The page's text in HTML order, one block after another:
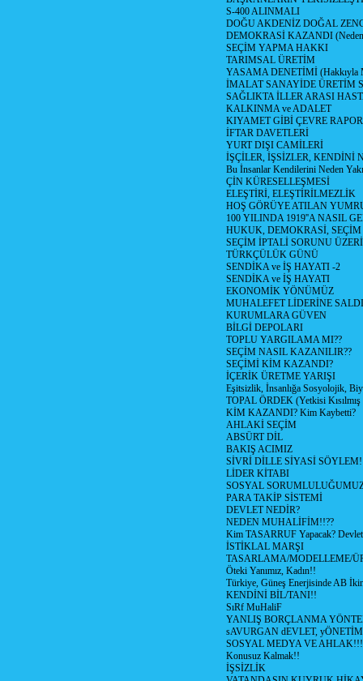
S-400 ALINMALI
DOĞU AKDENİZ DOĞAL
DEMOKRASİ KAZANDI (Neden
SEÇİM YAPMA HAKKI
TARIMSAL ÜRETİM
YASAMA DENETİMİ (Hakkıyla
İMALAT SANAYİDE ÜRETİM
SAĞLIKTA İLLER ARASI
KALKINMA ve ADALET
KIYAMET GİBİ ÇEVRE
İFTAR DAVETLERİ
YURT DIŞI CAMİLERİ
İŞÇİLER, İŞSİZLER, KENDİNİ
Bu İnsanlar Kendilerini Neden
ÇİN KÜRESELLEŞMESİ
ELEŞTİRİ, ELEŞTİRİLMEZLİK
HOŞ GÖRÜYE ATILAN
100 YILINDA 1919''A NASIL
HUKUK, DEMOKRASİ, SEÇİM
SEÇİM İPTALİ SORUNU
TÜRKÇÜLÜK GÜNÜ
SENDİKA ve İŞ HAYATI -2
SENDİKA ve İŞ HAYATI
EKONOMİK YÖNÜMÜZ
MUHALEFET LİDERİNE
KURUMLARA GÜVEN
BİLGİ DEPOLARI
TOPLU YARGILAMA MI??
SEÇİM NASIL KAZANILIR??
SEÇİMİ KİM KAZANDI?
İÇERİK ÜRETME YARIŞI
Eşitsizlik, İnsanlığa Sosyolojik,
TOPAL ÖRDEK (Yetkisi
KİM KAZANDI? Kim Kaybetti?
AHLAKİ SEÇİM
ABSÜRT DİL
BAKIŞ ACIMIZ
SİVRİ DİLLE SİYASİ
LİDER KİTABI
SOSYAL
PARA TAKİP SİSTEMİ
DEVLET NEDİR?
NEDEN MUHALİFİM!!??
Kim TASARRUF Yapacak? Devlet
İSTİKLAL MARŞI
TASARLAMA/MODELLEME/
Öteki Yanımız, Kadın!!
Türkiye, Güneş Enerjisinde AB
KENDİNİ BİL/TANI!!
SıRf MuHaliF
YANLIŞ BORÇLANMA
sAVURGAN dEVLET,
SOSYAL MEDYA VE AHLAK!!!
Konusuz Kalmak!!
İŞSİZLİK